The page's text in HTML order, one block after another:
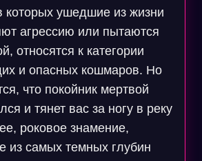
которых ушедшие из жизни
агрессию или пытаются
относятся к категории
и опасных кошмаров. Но
что покойник мертвой
и тянет вас за ногу в реку
роковое знамение,
из самых темных глубин